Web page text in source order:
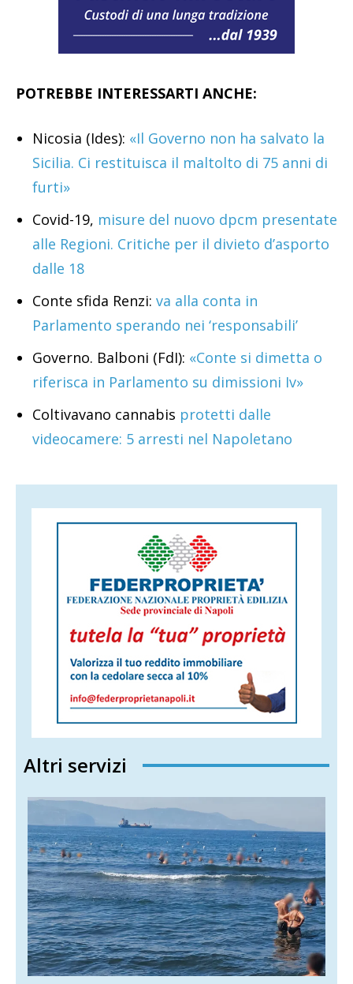
POTREBBE INTERESSARTI ANCHE:
Nicosia (Ides): «Il Governo non ha salvato la
Sicilia. Ci restituisca il maltolto di 75 anni di
furti»
Covid-19, misure del nuovo dpcm presentate
alle Regioni. Critiche per il divieto d’asporto
dalle 18
Conte sfida Renzi: va alla conta in
Parlamento sperando nei ‘responsabili’
Governo. Balboni (FdI): «Conte si dimetta o
riferisca in Parlamento su dimissioni Iv»
Coltivavano cannabis protetti dalle
videocamere: 5 arresti nel Napoletano
Altri servizi